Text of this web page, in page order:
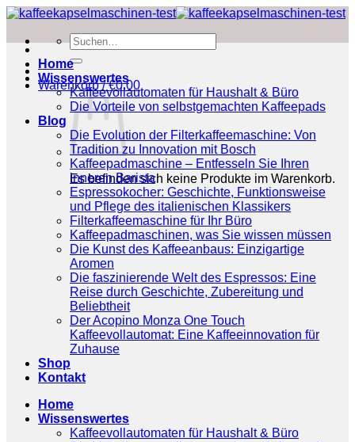
Zum
springen
Suchen
nach:
Warenkorb /€0.00
Es befinden sich keine Produkte im Warenkorb.
Home
Wissenswertes
Kaffeevollautomaten für Haushalt & Büro
Die Vorteile von selbstgemachten Kaffeepads
Blog
Die Evolution der Filterkaffeemaschine: Von
Tradition zu Innovation mit Bosch
Kaffeepadmaschine – Entfesseln Sie Ihren
inneren Barista
Espressokocher: Geschichte, Funktionsweise
und Pflege des italienischen Klassikers
Filterkaffeemaschine für Ihr Büro
Kaffeepadmaschinen, was Sie wissen müssen
Die Kunst des Kaffeeanbaus: Einzigartige
Aromen
Die faszinierende Welt des Espressos: Eine
Reise durch Geschichte, Zubereitung und
Beliebtheit
Der Acopino Monza One Touch
Kaffeevollautomat: Eine Kaffeeinnovation für
Zuhause
Shop
Kontakt
Home
Wissenswertes
Kaffeevollautomaten für Haushalt & Büro